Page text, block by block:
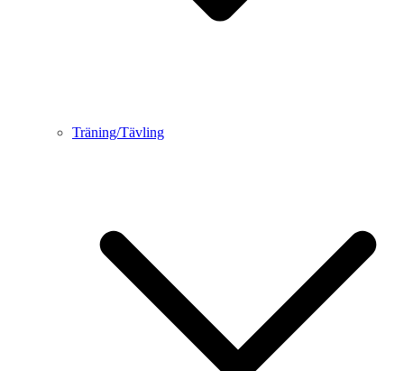
Träning/Tävling